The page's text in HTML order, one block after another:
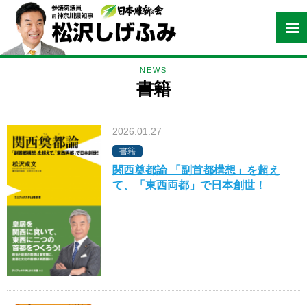
NEWS
書籍
2026.01.27
書籍
関西奠都論 「副首都構想」を超え
て、「東西両都」で日本創世！